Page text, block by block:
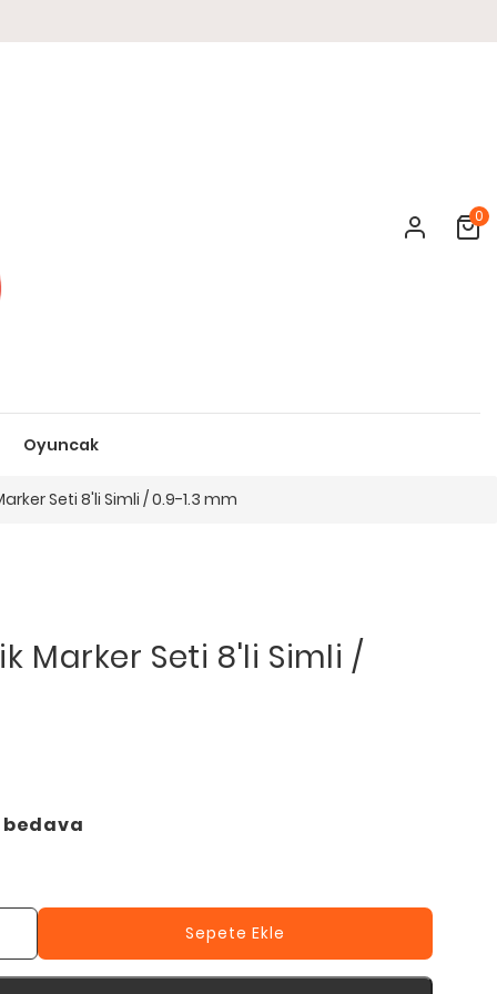
Oyuncak
Cart
0
Seti 8'li Simli / 0.9-1.3 mm
Marker Seti 8'li Simli /
bedava
Sepete Ekle